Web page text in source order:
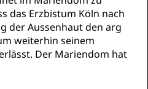
das Erzbistum Köln nach
der Aussenhaut den arg
weiterhin seinem
Der Mariendom hat